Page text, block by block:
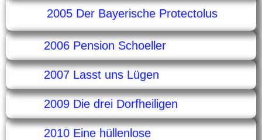
2005 Der Bayerische Protectolus
2006 Pension Schoeller
2007 Lasst uns Lügen
2009 Die drei Dorfheiligen
2010 Eine hüllenlose